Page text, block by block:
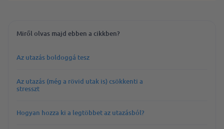
Miről olvas majd ebben a cikkben?
Az utazás boldoggá tesz
Az utazás (még a rövid utak is) csökkenti a
stresszt
Hogyan hozza ki a legtöbbet az utazásból?